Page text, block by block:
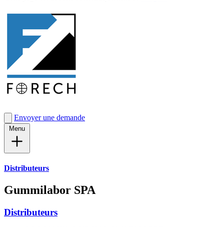
Envoyer une demande
Distributeurs
Gummilabor SPA
Distributeurs